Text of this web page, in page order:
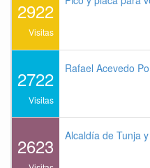
2922
Visitas
2722
Visitas
Rafael Acevedo
2623 Alcaldía de Tunja